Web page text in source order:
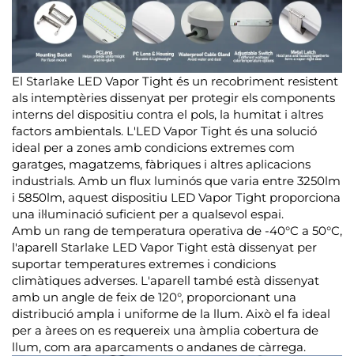
El Starlake LED Vapor Tight és un recobriment resistent
als intemptèries dissenyat per protegir els components
interns del dispositiu contra el pols, la humitat i altres
factors ambientals. L'LED Vapor Tight és una solució
ideal per a zones amb condicions extremes com
garatges, magatzems, fàbriques i altres aplicacions
industrials. Amb un flux luminós que varia entre 3250lm
i 5850lm, aquest dispositiu LED Vapor Tight proporciona
una il·luminació suficient per a qualsevol espai.
Amb un rang de temperatura operativa de -40°C a 50°C,
l'aparell Starlake LED Vapor Tight està dissenyat per
suportar temperatures extremes i condicions
climàtiques adverses. L'aparell també està dissenyat
amb un angle de feix de 120°, proporcionant una
distribució ampla i uniforme de la llum. Això el fa ideal
per a àrees on es requereix una àmplia cobertura de
llum, com ara aparcaments o andanes de càrrega.